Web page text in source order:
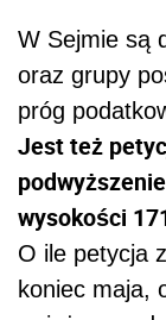
W Sejmie są
oraz grupy
próg
Jest też
wysokości
O ile petycja
koniec maja,